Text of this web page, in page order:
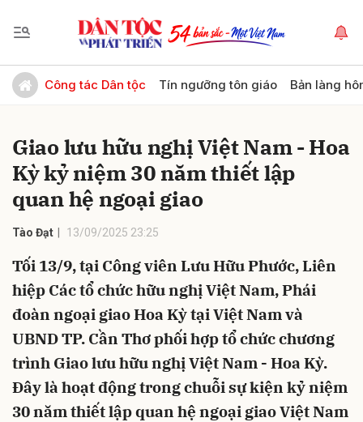
Công tác Dân tộc Tín ngưỡng tôn giáo Bản làng
Giao lưu hữu nghị Việt Nam - Hoa
Kỳ kỷ niệm 30 năm thiết lập
quan hệ ngoại giao
Tào Đạt 13/09/2025 23:25
Tối 13/9, tại Công viên Lưu Hữu Phước, Liên
hiệp Các tổ chức hữu nghị Việt Nam, Phái
đoàn ngoại giao Hoa Kỳ tại Việt Nam và
UBND TP. Cần Thơ phối hợp tổ chức chương
trình Giao lưu hữu nghị Việt Nam - Hoa Kỳ.
Đây là hoạt động trong chuỗi sự kiện kỷ niệm
30 năm thiết lập quan hệ ngoại giao Việt Nam
Gửi bình luận